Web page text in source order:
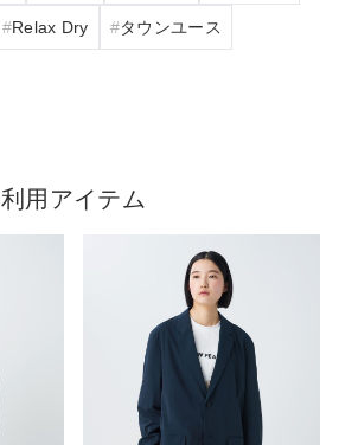
Relax Dry タウンユース
利用アイテム